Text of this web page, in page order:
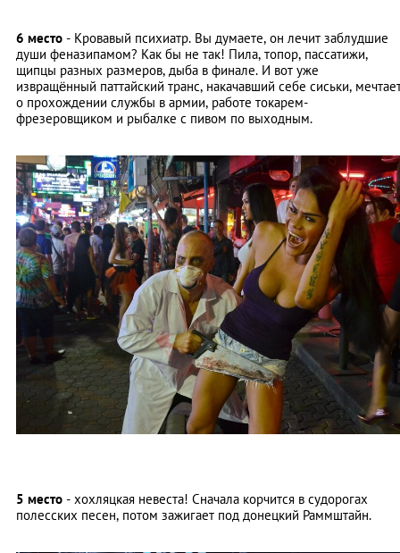
6 место - Кровавый психиатр. Вы думаете, он лечит заблудшие
души феназипамом? Как бы не так! Пила, топор, пассатижи,
щипцы разных размеров, дыба в финале. И вот уже
извращённый паттайский транс, накачавший себе сиськи,
о прохождении службы в армии, работе токарем-
фрезеровщиком и рыбалке с пивом по выходным.
5 место - хохляцкая невеста! Сначала корчится в судорогах
полесских песен, потом зажигает под донецкий Раммштайн.